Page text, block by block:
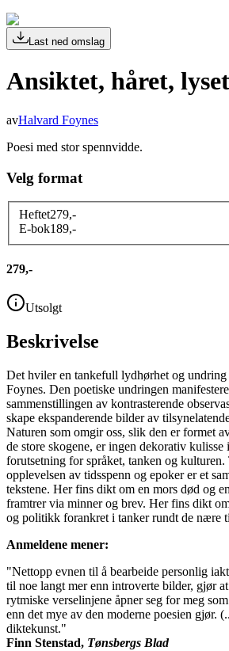
Last ned omslag
Ansiktet, håret,
avHalvard Foynes
Poesi med stor spennvidde.
Velg format
Heftet279,-
E-bok189,-
279,-
Utsolgt
Beskrivelse
Det hviler en tankefull lydhørhet og
Foynes. Den poetiske undringen
sammenstillingen av kontrasterende
skape ekspanderende bilder av
Naturen som omgir oss, slik den er formet
de store skogene, er ingen dekorativ kulisse
forutsetning for språket, tanken og kulturen.
opplevelsen av tidsspenn og epoker er et
tekstene. Her fins dikt om en mors død og
framtrer via minner og brev. Her fins dikt
og politikk forankret i tanker rundt de nære
Anmeldene mener:
"Nettopp evnen til å bearbeide personlig
til noe langt mer enn introverte bilder, gjør
rytmiske verselinjene åpner seg for meg
enn det mye av den moderne poesien gjør.
diktekunst."
Finn Stenstad, Tønsbergs Blad